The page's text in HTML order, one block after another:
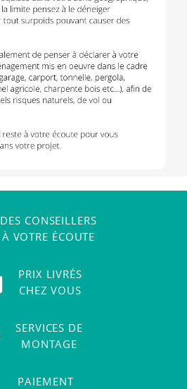
DES CONSEILLERS
À VOTRE ÉCOUTE
PRIX LIVRÉS
CHEZ VOUS
SERVICES DE
MONTAGE
PAIEMENT